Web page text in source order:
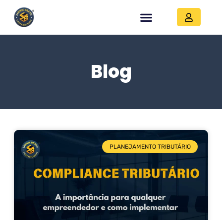
Blog
PLANEJAMENTO TRIBUTÁRIO